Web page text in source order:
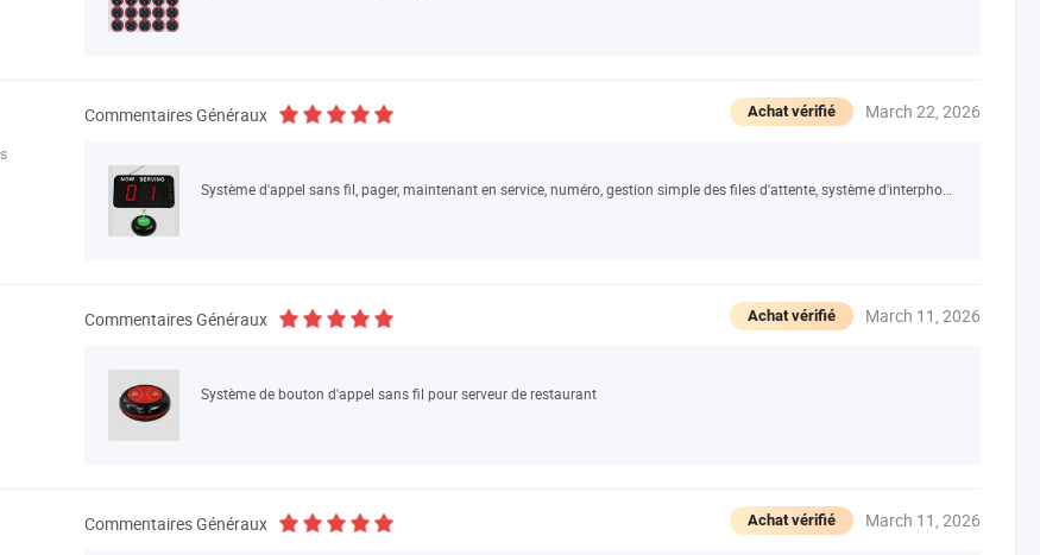
Commentaires Généraux Achat vérifié March 22, 2026
Commentaires Généraux Achat vérifié March 11, 2026
Système de bouton d'appel sans fil pour serveur de restaurant
Commentaires Généraux Achat vérifié March 11, 2026